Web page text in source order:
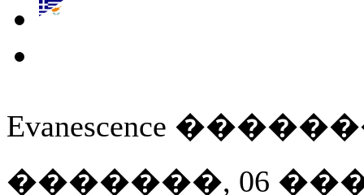
Evanescence
�������, 06 ����